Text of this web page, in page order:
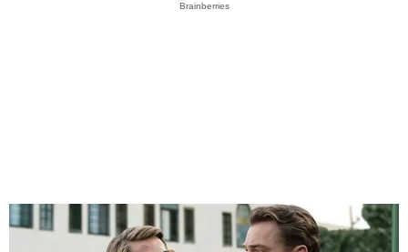
Brainberries